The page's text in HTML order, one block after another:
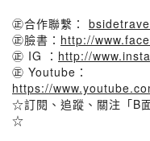
㊣合作聯繫：
㊣臉書： http://
㊣ IG ： http://
㊣ Youtube：
https://
☆訂閱、追蹤、關注「B
☆